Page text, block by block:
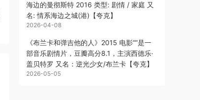
海边的曼彻斯特 2016 类型: 剧情 / 家庭 又
名: 情系海边之城(港)【夸克】
2026-04-08
《布兰卡和弹吉他的人》2015 电影“”是一
部音乐剧情片，豆瓣高分8.1，主演西德乐·
盖贝特罗 又名：逆光少女/布兰卡【夸克】
2026-05-05